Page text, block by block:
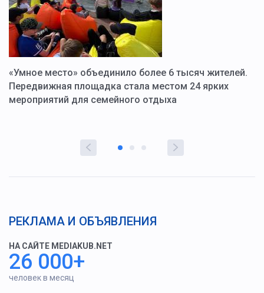
«Умное место» объединило более 6 тысяч жителей.
Передвижная площадка стала местом 24 ярких
мероприятий для семейного отдыха
РЕКЛАМА И ОБЪЯВЛЕНИЯ
НА САЙТЕ MEDIAKUB.NET
26 000+
человек в месяц